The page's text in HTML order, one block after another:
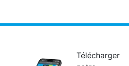
Télécharger